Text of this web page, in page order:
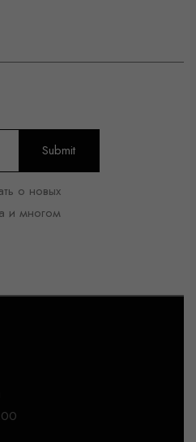
о новых
и многом